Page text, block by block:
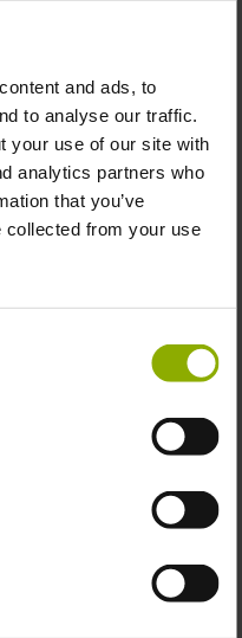
and ads, to
to analyse our traffic.
your use of our site with
analytics partners who
that you’ve
collected from your use
für Kühlschrank,
Oberfläche.
sondern ein klares
der legendärsten